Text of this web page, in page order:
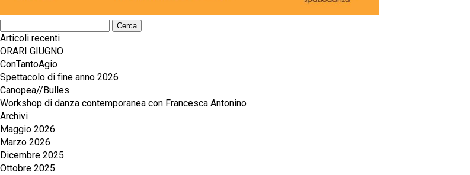
per:
Articoli recenti
ORARI GIUGNO
ConTantoAgio
Spettacolo di fine anno 2026
Canopea//Bulles
Workshop di danza contemporanea con Francesca Antonino
Archivi
Maggio 2026
Marzo 2026
Dicembre 2025
Ottobre 2025